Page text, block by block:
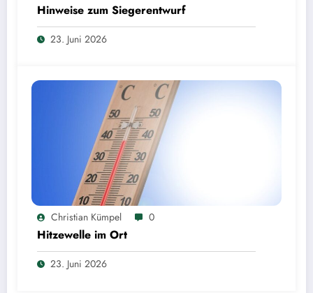
Hinweise zum Siegerentwurf
23. Juni 2026
Christian Kümpel 0
Hitzewelle im Ort
23. Juni 2026